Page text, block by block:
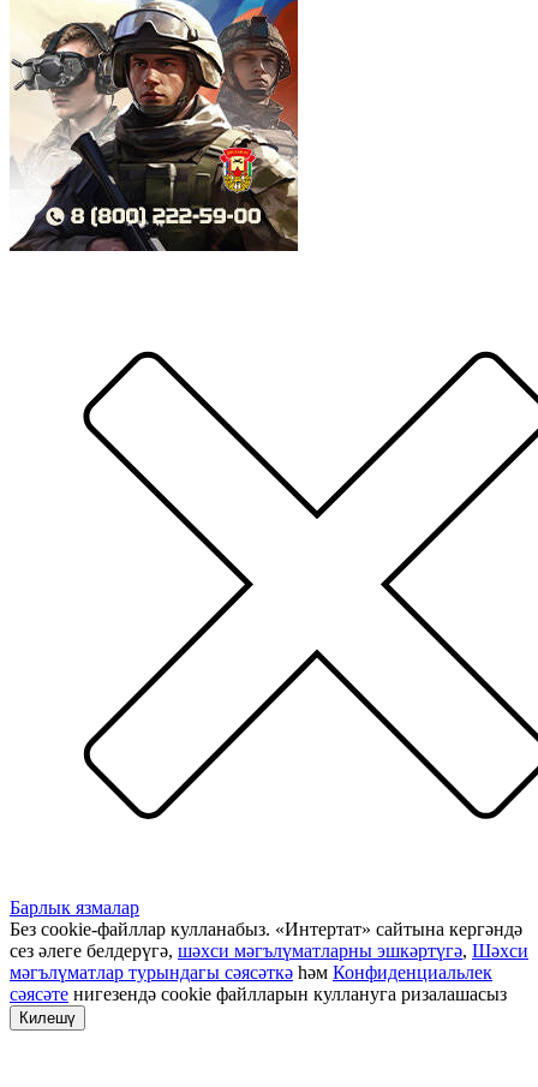
Барлык язмалар
Без cookie-файллар кулланабыз. «Интертат» сайтына кергәндә
сез әлеге белдерүгә, шәхси мәгълүматларны эшкәртүгә, Шәхси
мәгълүматлар турындагы сәясәткә һәм Конфиденциальлек
сәясәте нигезендә cookie файлларын куллануга ризалашасыз
Килешү